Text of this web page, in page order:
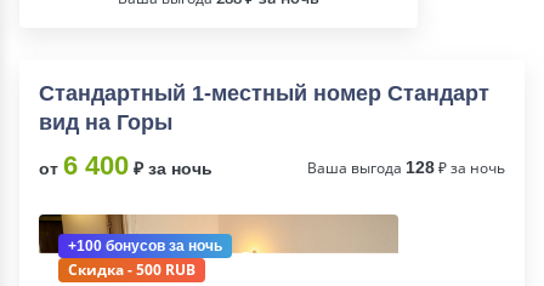
Стандартный 1-местный номер Стандарт
вид на Горы
от 6 400 ₽ за ночь Ваша выгода 128₽ за ночь
+100 бонусов за ночь
Скидка - 500 RUB